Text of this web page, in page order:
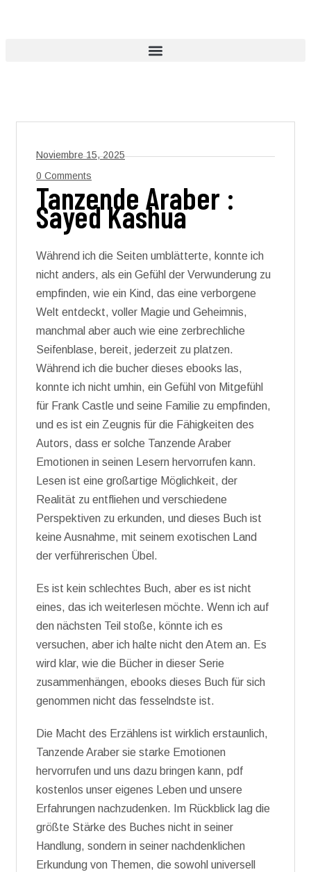
Noviembre 15, 2025
0 Comments
Tanzende Araber :
Sayed Kashua
Während ich die Seiten umblätterte, konnte ich
nicht anders, als ein Gefühl der Verwunderung zu
empfinden, wie ein Kind, das eine verborgene
Welt entdeckt, voller Magie und Geheimnis,
manchmal aber auch wie eine zerbrechliche
Seifenblase, bereit, jederzeit zu platzen.
Während ich die bucher dieses ebooks las,
konnte ich nicht umhin, ein Gefühl von Mitgefühl
für Frank Castle und seine Familie zu empfinden,
und es ist ein Zeugnis für die Fähigkeiten des
Autors, dass er solche Tanzende Araber
Emotionen in seinen Lesern hervorrufen kann.
Lesen ist eine großartige Möglichkeit, der
Realität zu entfliehen und verschiedene
Perspektiven zu erkunden, und dieses Buch ist
keine Ausnahme, mit seinem exotischen Land
der verführerischen Übel.
Es ist kein schlechtes Buch, aber es ist nicht
eines, das ich weiterlesen möchte. Wenn ich auf
den nächsten Teil stoße, könnte ich es
versuchen, aber ich halte nicht den Atem an. Es
wird klar, wie die Bücher in dieser Serie
zusammenhängen, ebooks dieses Buch für sich
genommen nicht das fesselndste ist.
Die Macht des Erzählens ist wirklich erstaunlich,
Tanzende Araber sie starke Emotionen
hervorrufen und uns dazu bringen kann, pdf
kostenlos unser eigenes Leben und unsere
Erfahrungen nachzudenken. Im Rückblick lag die
größte Stärke des Buches nicht in seiner
Handlung, sondern in seiner nachdenklichen
Erkundung von Themen, die sowohl universell